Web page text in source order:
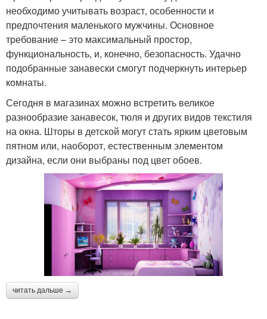
необходимо учитывать возраст, особенности и
предпочтения маленького мужчины. Основное
требование – это максимальный простор,
функциональность, и, конечно, безопасность. Удачно
подобранные занавески смогут подчеркнуть интерьер
комнаты.
Сегодня в магазинах можно встретить великое
разнообразие занавесок, тюля и других видов текстиля
на окна. Шторы в детской могут стать ярким цветовым
пятном или, наоборот, естественным элементом
дизайна, если они выбраны под цвет обоев.
читать дальше →